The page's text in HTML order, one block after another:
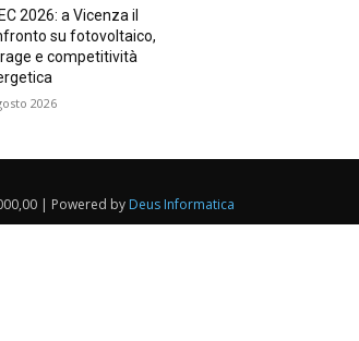
2026: a Vicenza il
su fotovoltaico,
e competitività
2026
| Powered by Deus Informatica